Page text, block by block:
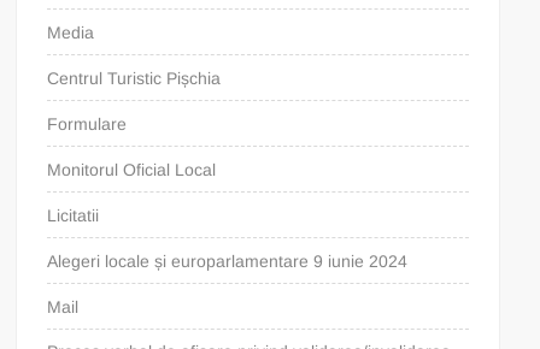
Media
Centrul Turistic Pișchia
Formulare
Monitorul Oficial Local
Licitatii
Alegeri locale și europarlamentare 9 iunie 2024
Mail